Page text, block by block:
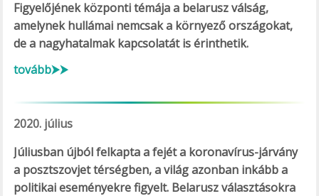
Figyelőjének központi témája a belarusz válság,
amelynek hullámai nemcsak a környező országokat,
de a nagyhatalmak kapcsolatát is érinthetik.
tovább⮞⮞
2020. július
Júliusban újból felkapta a fejét a koronavírus-járvány
a posztszovjet térségben, a világ azonban inkább a
politikai eseményekre figyelt. Belarusz választásokra